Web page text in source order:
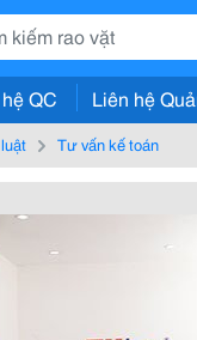
QC Liên hệ
Tư vấn kế toán